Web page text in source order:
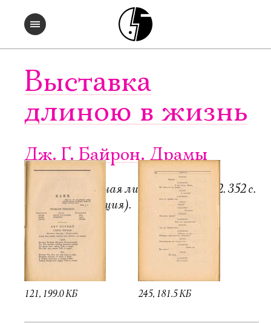
Выставка
длиною в жизнь
Дж. Г. Байрон. Драмы
Пб.-М.: Всемирная литература, 1922. 352 с.
6000 экз. (редакция).
121, 199.0 КБ 245, 181.5 КБ